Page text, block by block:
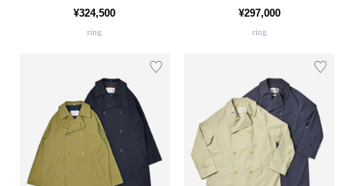
¥324,500
ring
¥297,000
ring